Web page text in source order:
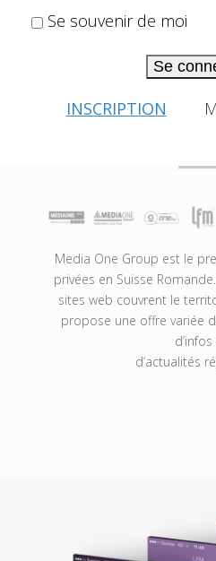
Se souvenir de moi
Se
INSCRIPTION
Media One Group est le
privées en Suisse
sites web couvrent le
propose une offre variée
d’actualités